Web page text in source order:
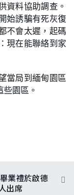
資料協助調查。
始誘騙有死灰復
不會太遲，起碼
現在能聯絡到家
當局到緬甸園區
園區。
業禮於啟德
出席